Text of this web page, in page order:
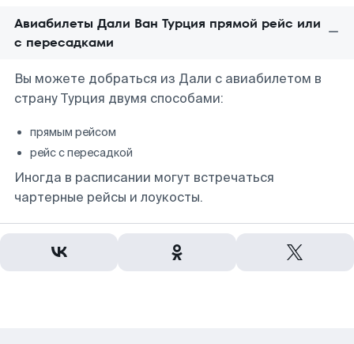
Авиабилеты Дали Ван Турция прямой рейс или
с пересадками
Вы можете добраться из Дали с авиабилетом в
страну Турция двумя способами:
прямым рейсом
рейс с пересадкой
Иногда в расписании могут встречаться
чартерные рейсы и лоукосты.